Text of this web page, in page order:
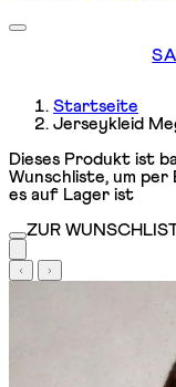
Startseite
Jerseykleid
Dieses Produkt ist
Wunschliste, um
es auf Lager ist
ZUR